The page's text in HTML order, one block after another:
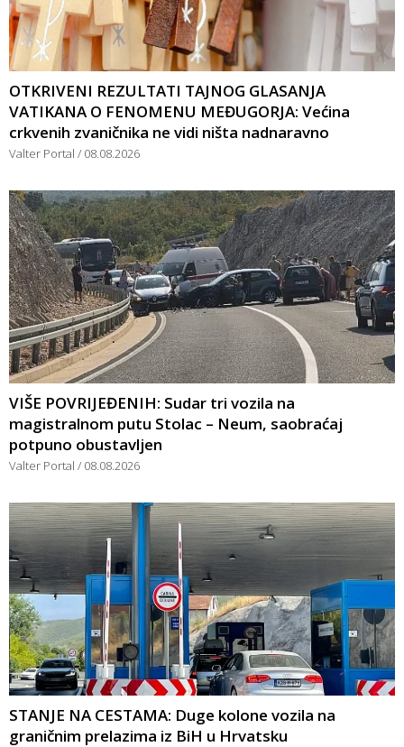
OTKRIVENI REZULTATI TAJNOG GLASANJA
VATIKANA O FENOMENU MEĐUGORJA: Većina
crkvenih zvaničnika ne vidi ništa nadnaravno
Valter Portal 08.08.2026
VIŠE POVRIJEĐENIH: Sudar tri vozila na
magistralnom putu Stolac – Neum, saobraćaj
potpuno obustavljen
Valter Portal 08.08.2026
STANJE NA CESTAMA: Duge kolone vozila na
graničnim prelazima iz BiH u Hrvatsku